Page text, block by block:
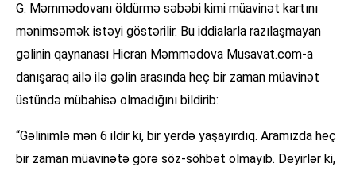
G. Məmmədovanı öldürmə səbəbi kimi müavinət kartını
mənimsəmək istəyi göstərilir. Bu iddialarla razılaşmayan
gəlinin qaynanası Hicran Məmmədova Musavat.com-a
danışaraq ailə ilə gəlin arasında heç bir zaman müavinət
üstündə mübahisə olmadığını bildirib:
“Gəlinimlə mən 6 ildir ki, bir yerdə yaşayırdıq. Aramızda heç
bir zaman müavinətə görə söz-söhbət olmayıb. Deyirlər ki,